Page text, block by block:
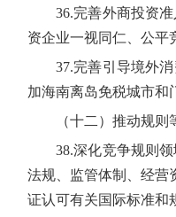
36.完善外商投资
资企业一视同仁、公平
37.完善引导境外
加海南离岛免税城市和
（十二）推动规
38.深化竞争规则
法规、监管体制、经营
证认可有关国际标准和